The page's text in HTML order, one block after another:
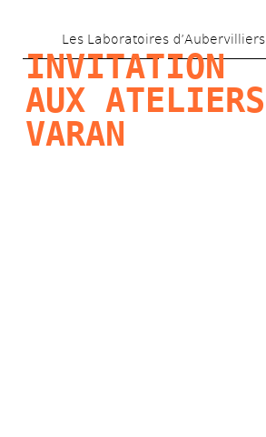
au
contenu
principal
Les Laboratoires d’Aubervilliers
INVITATION
AUX ATELIERS
VARAN